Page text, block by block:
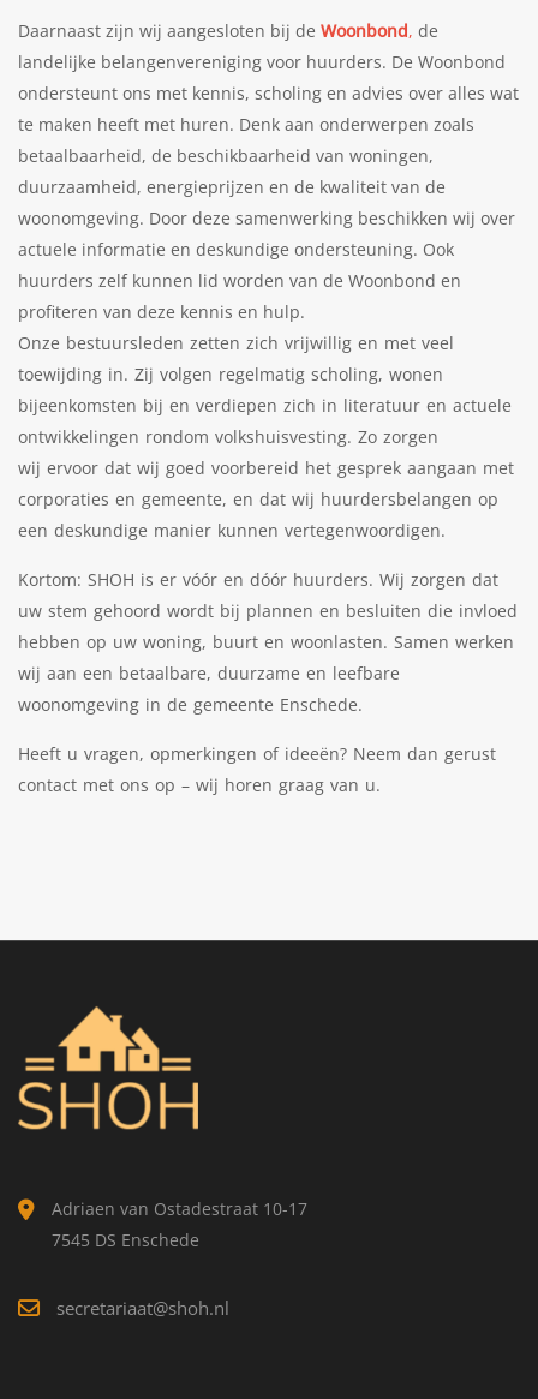
Daarnaast zijn wij aangesloten bij de Woonbond, de
landelijke belangenvereniging voor huurders. De Woonbond
ondersteunt ons met kennis, scholing en advies over alles wat
te maken heeft met huren. Denk aan onderwerpen zoals
betaalbaarheid, de beschikbaarheid van woningen,
duurzaamheid, energieprijzen en de kwaliteit van de
woonomgeving. Door deze samenwerking beschikken wij over
actuele informatie en deskundige ondersteuning. Ook
huurders zelf kunnen lid worden van de Woonbond en
profiteren van deze kennis en hulp.
Onze bestuursleden zetten zich vrijwillig en met veel
toewijding in. Zij volgen regelmatig scholing, wonen
bijeenkomsten bij en verdiepen zich in literatuur en actuele
ontwikkelingen rondom volkshuisvesting. Zo zorgen
wij ervoor dat wij goed voorbereid het gesprek aangaan met
corporaties en gemeente, en dat wij huurdersbelangen op
een deskundige manier kunnen vertegenwoordigen.
Kortom: SHOH is er vóór en dóór huurders. Wij zorgen dat
uw stem gehoord wordt bij plannen en besluiten die invloed
hebben op uw woning, buurt en woonlasten. Samen werken
wij aan een betaalbare, duurzame en leefbare
woonomgeving in de gemeente Enschede.
Heeft u vragen, opmerkingen of ideeën? Neem dan gerust
contact met ons op – wij horen graag van u.
Adriaen van Ostadestraat 10-17
7545 DS Enschede
secretariaat@shoh.nl